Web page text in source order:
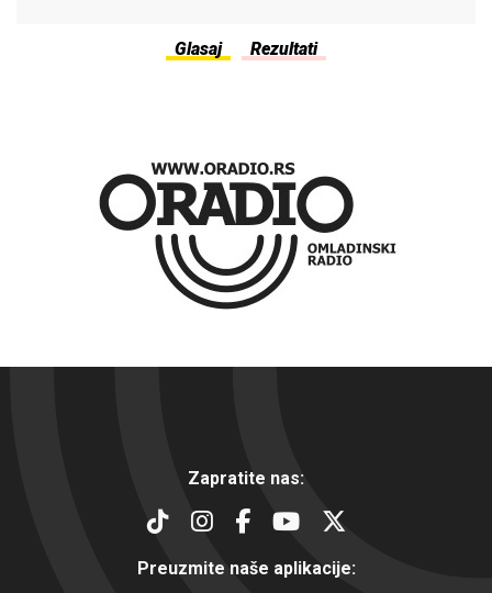
Zapratite nas:
Preuzmite naše aplikacije: